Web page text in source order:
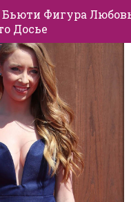
Бьюти Фигура
Досье